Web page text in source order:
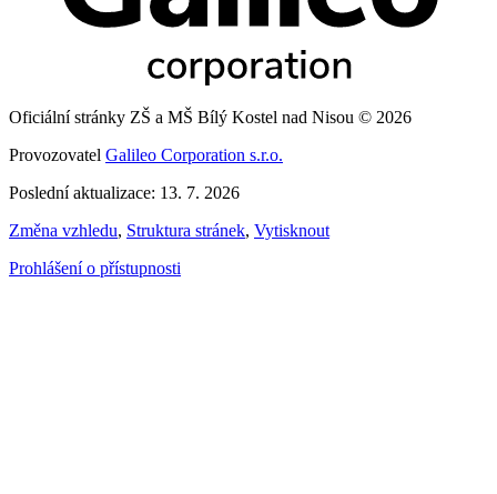
Oficiální stránky ZŠ a MŠ Bílý Kostel nad Nisou © 2026
Provozovatel Galileo Corporation s.r.o.
Poslední aktualizace: 13. 7. 2026
Změna vzhledu, Struktura stránek, Vytisknout
Prohlášení o přístupnosti